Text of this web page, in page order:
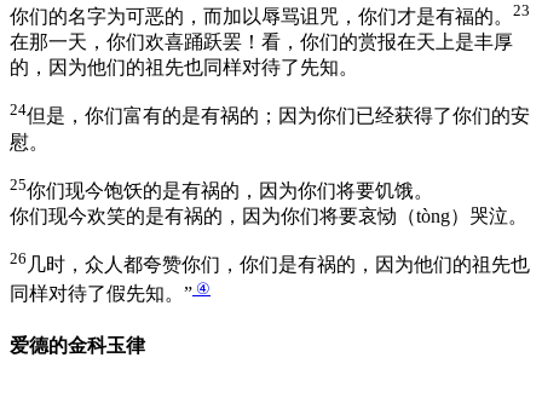
你们的名字为可恶的，而加以辱骂诅咒，你们才是有福的。 23
在那一天，你们欢喜踊跃罢！看，你们的赏报在天上是丰厚
的，因为他们的祖先也同样对待了先知。
24但是，你们富有的是有祸的；因为你们已经获得了你们的安
慰。
25你们现今饱饫的是有祸的，因为你们将要饥饿。
你们现今欢笑的是有祸的，因为你们将要哀恸（tòng）哭泣。
26 几时，众人都夸赞你们，你们是有祸的，因为他们的祖先也
同样对待了假先知。” ④
爱德的金科玉律